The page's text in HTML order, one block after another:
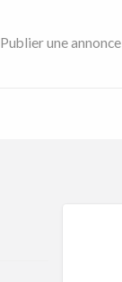
Publier une annonce